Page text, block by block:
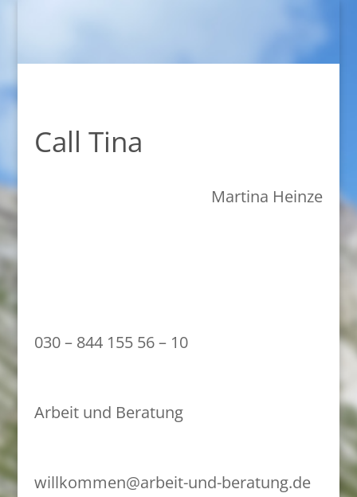
Call Tina
Martina Heinze
030 – 844 155 56 – 10
Arbeit und Beratung
willkommen@arbeit-und-beratung.de